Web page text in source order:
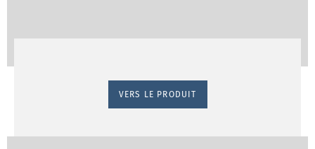
VERS LE PRODUIT